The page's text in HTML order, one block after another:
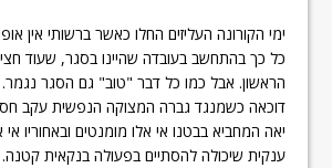
ימי הקורונה העליזים החלו כאשר ברשותי אין
כל כך בהתחשב בעובדה שהיינו בסגר, שעוד
הראשון. אבל כמו כל דבר "טוב" גם הסגר
דוכאה כשמנגד גברה המצוקה הנפשית עקב
יאה המחביא בבטנו אי אלו מומנטים ובאחוריו
ענקית שיכולה להסתיים בפעולה בנקאית